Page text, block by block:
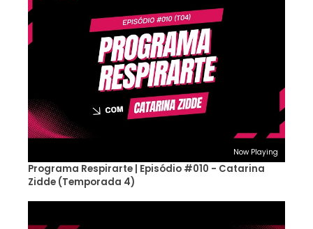
Now Playing
Programa Respirarte | Episódio #010 - Catarina
Zidde (Temporada 4)